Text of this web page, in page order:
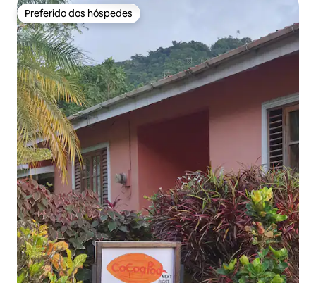
Preferido dos hóspedes
Preferido dos hóspedes